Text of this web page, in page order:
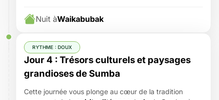
de verdure, où rivières sinueuses et parcelles de riz
dessinent un patchwork naturel spectaculaire. Loin de
ces paysages agricoles façonnés à la main depuis des
générations.
Après un déjeuner typique dans un petit restaurant
local, place à l’aventure avec une marche à travers la
forêt pour rejoindre la
cascade de Lapopu
, l’une des
plus hautes de l’île. Pour y accéder, vous emprunterez
Nuit àWaikabubak
Jour 4 : Trésors culturels et paysages
grandioses de Sumba
RYTHME : DOUX
Cette journée vous plonge au cœur de la tradition